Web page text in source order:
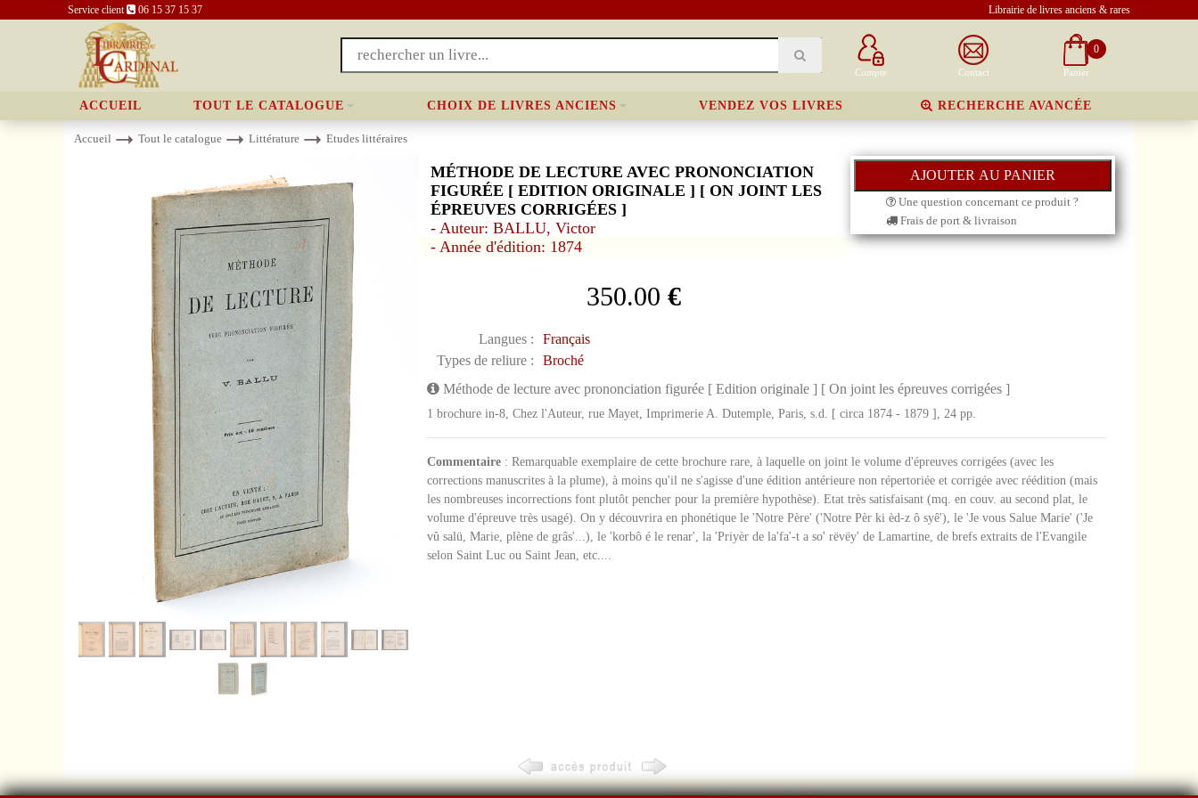
Service client 06 15 37 15 37 Librairie de livres anciens & rares
Compte Contact
0
Panier
ACCUEIL TOUT LE CATALOGUE CHOIX DE LIVRES ANCIENS VENDEZ VOS LIVRES RECHERCHE AVANCÉE
Accueil Tout le catalogue Littérature Etudes littéraires
MÉTHODE DE LECTURE AVEC PRONONCIATION
FIGURÉE [ EDITION ORIGINALE ] [ ON JOINT LES
ÉPREUVES CORRIGÉES ]
- Auteur: BALLU, Victor
- Année d'édition: 1874
350.00 €
Langues :
Français
Types de reliure :
Broché
Une question concernant ce produit ?
Frais de port & livraison
Méthode de lecture avec prononciation figurée [ Edition originale ] [ On joint les épreuves corrigées ]
1 brochure in-8, Chez l'Auteur, rue Mayet, Imprimerie A. Dutemple, Paris, s.d. [ circa 1874 - 1879 ], 24 pp.
Commentaire: Remarquable exemplaire de cette brochure rare, à laquelle on joint le volume d'épreuves corrigées (avec les
corrections manuscrites à la plume), à moins qu'il ne s'agisse d'une édition antérieure non répertoriée et corrigée avec réédition (mais
les nombreuses incorrections font plutôt pencher pour la première hypothèse). Etat très satisfaisant (mq. en couv. au second plat, le
volume d'épreuve très usagé). On y découvrira en phonétique le 'Notre Père' ('Notre Pèr ki èd-z ô syê'), le 'Je vous Salue Marie' ('Je
vû salü, Marie, plène de grâs'...), le 'korbô é le renar', la 'Priyèr de la'fa'-t a so' rëvëy' de Lamartine, de brefs extraits de l'Evangile
selon Saint Luc ou Saint Jean, etc....